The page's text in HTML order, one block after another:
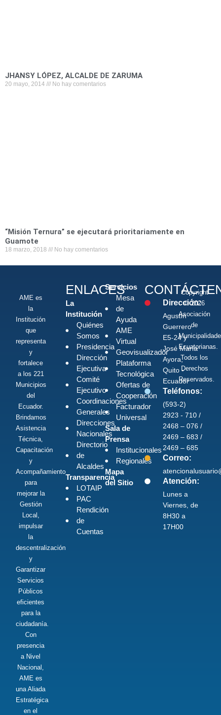
JHANSY LÓPEZ, ALCALDE DE ZARUMA
20 mayo, 2014 No hay comentarios
“Misión Ternura” se ejecutará prioritariamente en
Guamote
18 marzo, 2018 No hay comentarios
AME es
la
Institución
que
representa
y
fortalece
a los 221
Municipios
del
Ecuador.
Brindamos
Asistencia
Técnica,
Capacitación
y
Acompañamiento
para
mejorar la
Gestión
Local,
impulsar
la
descentralización
y
Garantizar
Servicios
Públicos
eficientes
para la
ciudadanía.
Con
presencia
a Nivel
Nacional,
AME es
una Aliada
Estratégica
en el
ENLACES
La
Institución
Quiénes
Somos
Presidencia
Dirección
Ejecutiva
Comité
Ejecutivo
Coordinaciones
Generales
Direcciones
Nacionales
Directorio
de
Alcaldes
Transparencia
LOTAIP
PAC
Rendición
de
Cuentas
Servicios
Mesa
de
Ayuda
AME
Virtual
Geovisualizador
Plataforma
Tecnológica
Ofertas de
Cooperación
Facturador
Universal
Sala de
Prensa
Institucionales
Regionales
Mapa
del Sitio
Dirección:
Agustín
Guerrero
E5-24 y
José María
Ayora,
Quito -
Ecuador
Teléfonos:
(593-2)
2923 - 710 /
2468 – 076 /
2469 – 683 /
2469 – 685
Correo:
Atención:
Lunes a
Viernes, de
8H30 a
17H00
Copyright
© 2026
Asociación
de
Ecuatorianas.
Todos los
Derechos
Reservados.